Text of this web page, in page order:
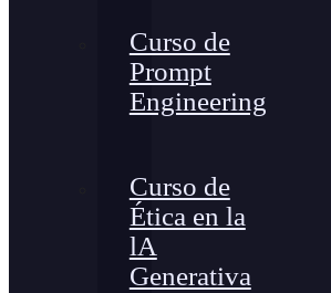
Curso de
Prompt
Engineering
Curso de
Ética en la
lA
Generativa